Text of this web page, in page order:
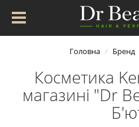
Головна Бренд
Косметика
магазині "Dr